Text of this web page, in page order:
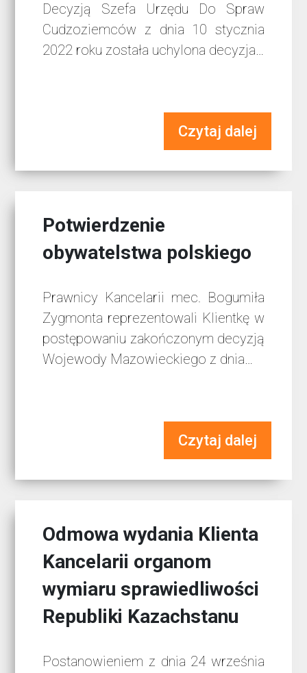
Decyzją Szefa Urzędu Do Spraw
Cudzoziemców z dnia 10 stycznia
2022 roku została uchylona decyzja…
Czytaj dalej
Potwierdzenie
obywatelstwa polskiego
Prawnicy Kancelarii mec. Bogumiła
Zygmonta reprezentowali Klientkę w
postępowaniu zakończonym decyzją
Wojewody Mazowieckiego z dnia…
Czytaj dalej
Odmowa wydania Klienta
Kancelarii organom
wymiaru sprawiedliwości
Republiki Kazachstanu
Postanowieniem z dnia 24 września